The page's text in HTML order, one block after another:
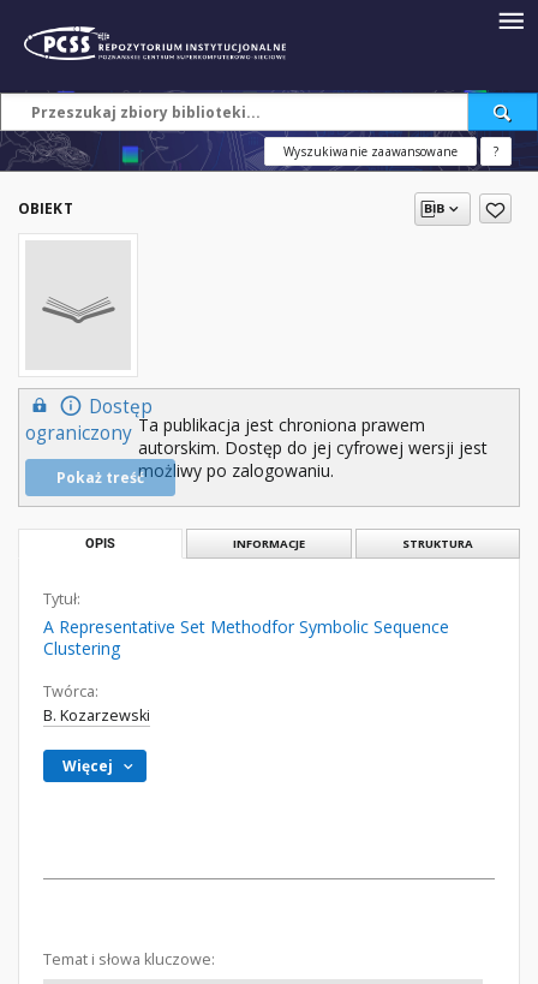
Wyszukiwanie zaawansowane ?
OBIEKT
Dostęp
ograniczony
Pokaż treść
Ta publikacja jest chroniona prawem
autorskim. Dostęp do jej cyfrowej wersji jest
możliwy po zalogowaniu.
OPIS INFORMACJE STRUKTURA
Tytuł:
A Representative Set Methodfor Symbolic Sequence
Clustering
Twórca:
B. Kozarzewski
Więcej
Temat i słowa kluczowe: